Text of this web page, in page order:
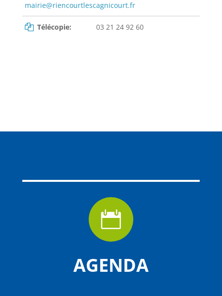
mairie@riencourtlescagnicourt.fr
Télécopie: 03 21 24 92 60

AGENDA